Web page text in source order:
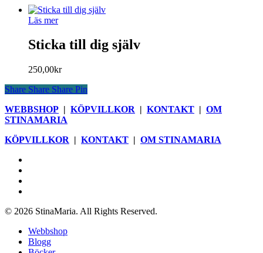
Läs mer
Sticka till dig själv
250,00kr
Share Share Share Pin
WEBBSHOP | KÖPVILLKOR | KONTAKT | OM
STINAMARIA
KÖPVILLKOR | KONTAKT | OM STINAMARIA
© 2026 StinaMaria. All Rights Reserved.
Close
Menu
Webbshop
Blogg